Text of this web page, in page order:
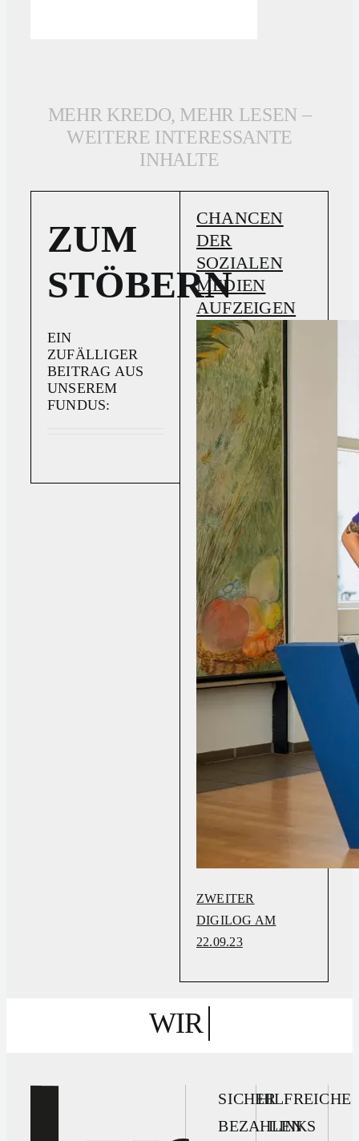
MEHR KREDO, MEHR LESEN –
WEITERE INTERESSANTE
INHALTE
ZUM
STÖBERN
EIN
ZUFÄLLIGER
BEITRAG AUS
UNSEREM
FUNDUS:
CHANCEN
DER
SOZIALEN
MEDIEN
AUFZEIGEN
ZWEITER
DIGILOG AM
22.09.23
SICHER
BEZAHLEN
HILFREICHE
LINKS